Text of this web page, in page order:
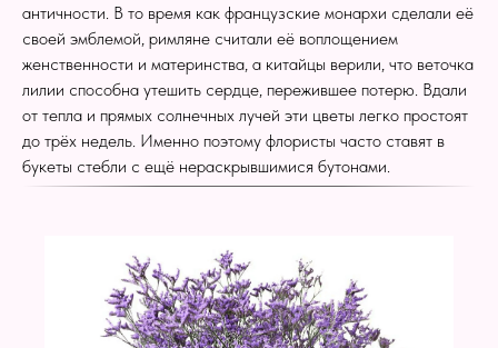
античности. В то время как французские монархи сделали её
своей эмблемой, римляне считали её воплощением
женственности и материнства, а китайцы верили, что веточка
лилии способна утешить сердце, пережившее потерю. Вдали
от тепла и прямых солнечных лучей эти цветы легко простоят
до трёх недель. Именно поэтому флористы часто ставят в
букеты стебли с ещё нераскрывшимися бутонами.